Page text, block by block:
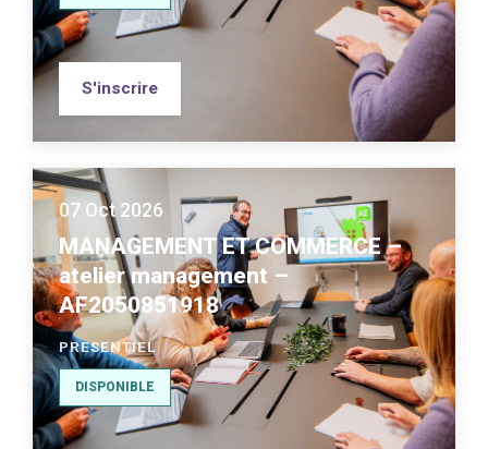
S'inscrire
07 Oct 2026
MANAGEMENT ET COMMERCE –
atelier management –
AF2050851918
PRESENTIEL
DISPONIBLE